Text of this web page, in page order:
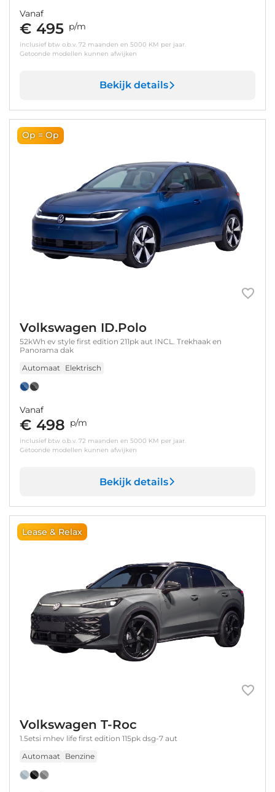
Vanaf
€ 495 p/m
inclusief btw o.b.v. 72 maanden en 5000 KM per jaar.
Getoonde modellen kunnen afwijken
Bekijk details
Op = Op
Volkswagen ID.Polo
52kWh ev style first edition 211pk aut INCL. Trekhaak en
Panorama dak
Automaat Elektrisch
Vanaf
€ 498 p/m
inclusief btw o.b.v. 72 maanden en 5000 KM per jaar.
Getoonde modellen kunnen afwijken
Bekijk details
Lease & Relax
Volkswagen T-Roc
1.5etsi mhev life first edition 115pk dsg-7 aut
Automaat Benzine